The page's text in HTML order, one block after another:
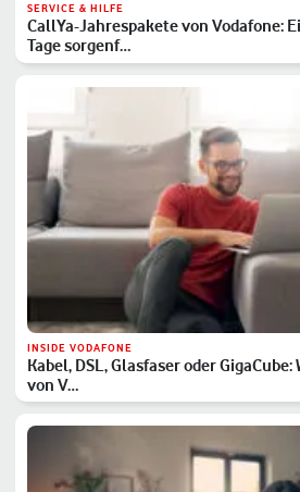
SERVICE & HILFE
CallYa-Jahrespakete von Vodafone:
Tage sorgenf…
INSIDE VODAFONE
Kabel, DSL, Glasfaser oder
von V…